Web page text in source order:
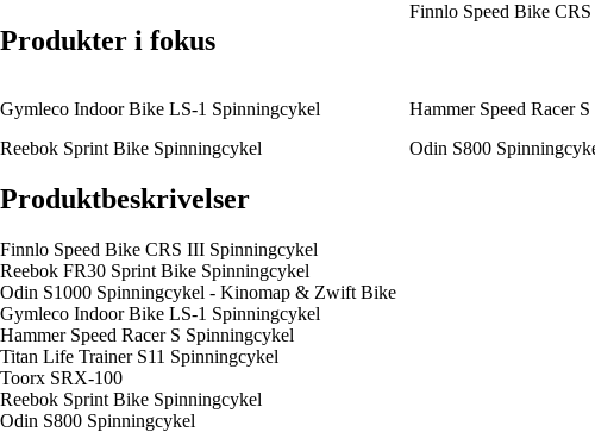
Produkter i fokus
Finnlo Speed Bike
Gymleco Indoor Bike LS-1 Spinningcykel Hammer Speed Racer
Reebok Sprint Bike Spinningcykel
Odin S800
Produktbeskrivelser
Finnlo Speed Bike CRS III Spinningcykel
Reebok FR30 Sprint Bike Spinningcykel
Odin S1000 Spinningcykel - Kinomap & Zwift Bike
Gymleco Indoor Bike LS-1 Spinningcykel
Hammer Speed Racer S Spinningcykel
Titan Life Trainer S11 Spinningcykel
Toorx SRX-100
Reebok Sprint Bike Spinningcykel
Odin S800 Spinningcykel